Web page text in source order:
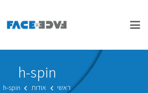
h-spin
ראשי אודות h-spin